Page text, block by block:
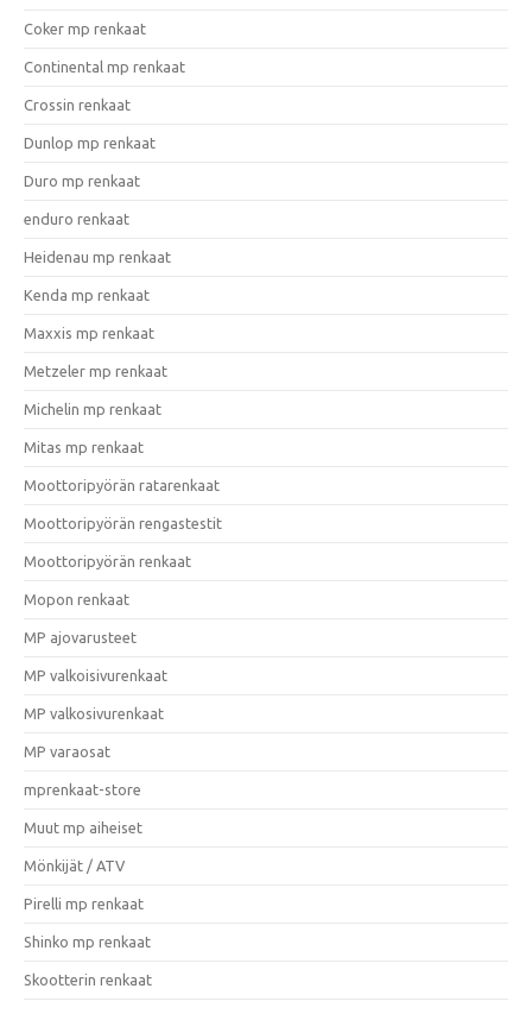
Coker mp renkaat
Continental mp renkaat
Crossin renkaat
Dunlop mp renkaat
Duro mp renkaat
enduro renkaat
Heidenau mp renkaat
Kenda mp renkaat
Maxxis mp renkaat
Metzeler mp renkaat
Michelin mp renkaat
Mitas mp renkaat
Moottoripyörän ratarenkaat
Moottoripyörän rengastestit
Moottoripyörän renkaat
Mopon renkaat
MP ajovarusteet
MP valkoisivurenkaat
MP valkosivurenkaat
MP varaosat
mprenkaat-store
Muut mp aiheiset
Mönkijät / ATV
Pirelli mp renkaat
Shinko mp renkaat
Skootterin renkaat